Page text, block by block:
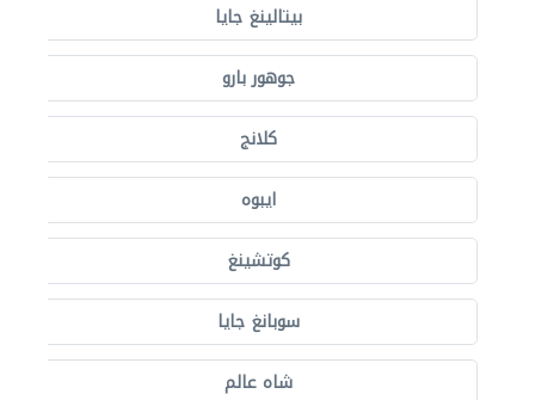
بيتالينغ جايا
جوهور بارو
كلانج
ايبوه
كوتشينغ
سوبانغ جايا
شاه عالم